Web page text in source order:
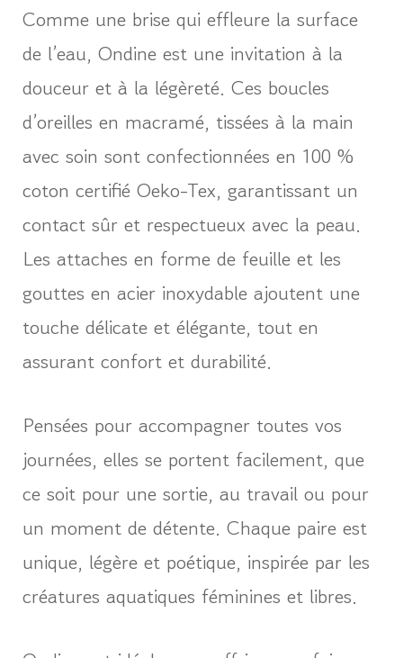
Comme une brise qui effleure la surface
de l’eau, Ondine est une invitation à la
douceur et à la légèreté. Ces boucles
d’oreilles en macramé, tissées à la main
avec soin sont confectionnées en 100 %
coton certifié Oeko-Tex, garantissant un
contact sûr et respectueux avec la peau.
Les attaches en forme de feuille et les
gouttes en acier inoxydable ajoutent une
touche délicate et élégante, tout en
assurant confort et durabilité.
Pensées pour accompagner toutes vos
journées, elles se portent facilement, que
ce soit pour une sortie, au travail ou pour
un moment de détente. Chaque paire est
unique, légère et poétique, inspirée par les
créatures aquatiques féminines et libres.